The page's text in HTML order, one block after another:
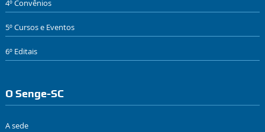
4º Convênios
5º Cursos e Eventos
6º Editais
O Senge-SC
A sede